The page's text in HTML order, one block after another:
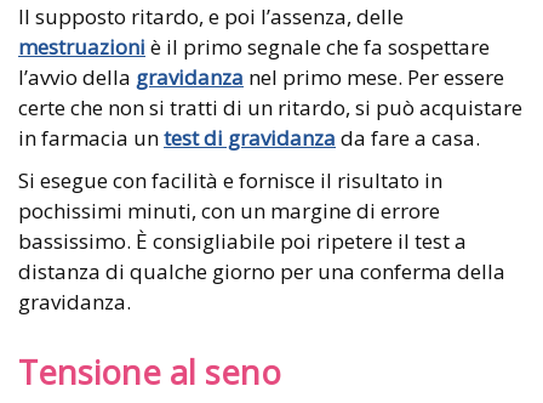
Il supposto ritardo, e poi l’assenza, delle
mestruazioni è il primo segnale che fa sospettare
l’avvio della gravidanza nel primo mese. Per essere
certe che non si tratti di un ritardo, si può acquistare
in farmacia untest di gravidanza da fare a casa.
Si esegue con facilità e fornisce il risultato in
pochissimi minuti, con un margine di errore
bassissimo. È consigliabile poi ripetere il test a
distanza di qualche giorno per una conferma della
gravidanza.
Tensione al seno